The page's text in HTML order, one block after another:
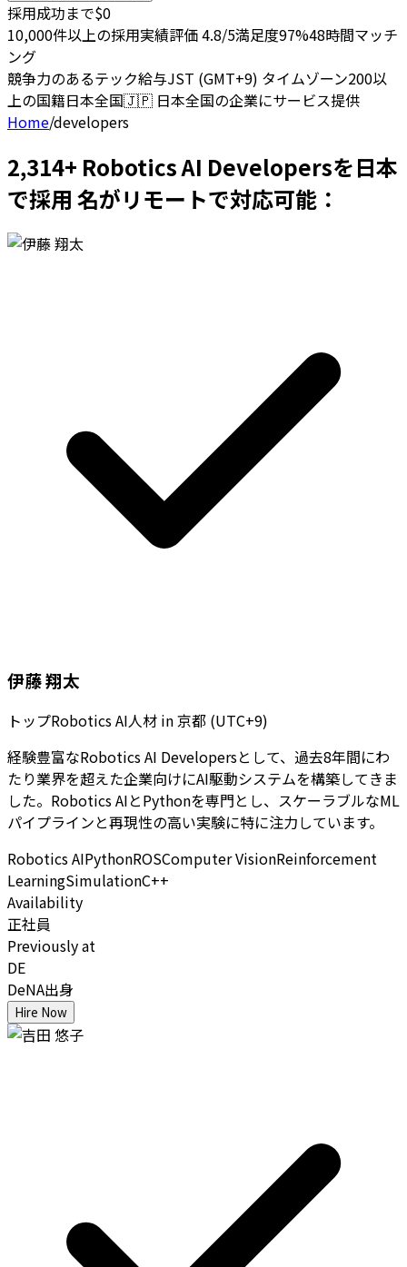
採用成功まで$0
10,000件以上の採用実績評価 4.8/5満足度97%48時間マッチ
ング
競争力のあるテック給与JST (GMT+9) タイムゾーン200以
上の国籍日本全国🇯🇵 日本全国の企業にサービス提供
Home/developers
2,314+ Robotics AI Developersを日本
で採用 名がリモートで対応可能：
伊藤 翔太
トップRobotics AI人材 in京都 (UTC+9)
経験豊富なRobotics AI Developersとして、過去8年間にわ
たり業界を超えた企業向けにAI駆動システムを構築してきま
した。Robotics AIとPythonを専門とし、スケーラブルなML
パイプラインと再現性の高い実験に特に注力しています。
Robotics AIPythonROSComputer VisionReinforcement
LearningSimulationC++
Availability
正社員
Previously at
DE
DeNA出身
Hire Now